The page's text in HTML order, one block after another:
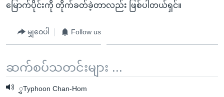
မြောက်ပိုင်းကို တိုက်ခတ်ခဲ့တာလည်း ဖြစ်ပါတယ်ရှင်။
မျှဝေပါ Follow us
ဆက်စပ်သတင်းများ ...
ွှTyphoon Chan-Hom